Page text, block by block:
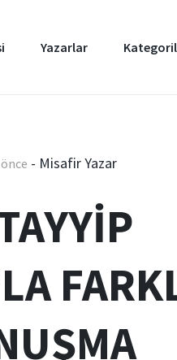
Yazarlar
önce - Misafir Yazar